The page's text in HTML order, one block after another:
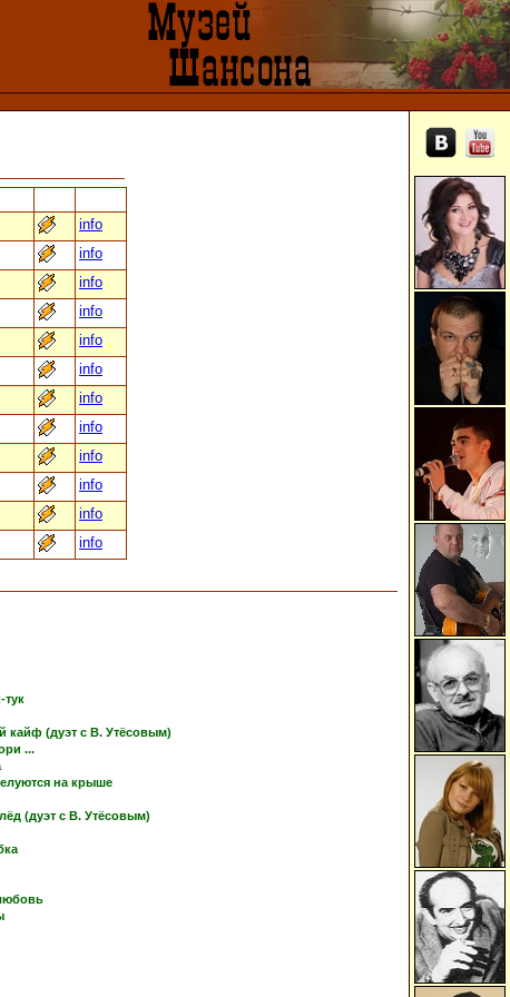
info
info
info
info
info
info
info
info
info
info
info
info
тук
кайф (дуэт с В. Утёсовым)
...
на крыше
(дуэт с В. Утёсовым)